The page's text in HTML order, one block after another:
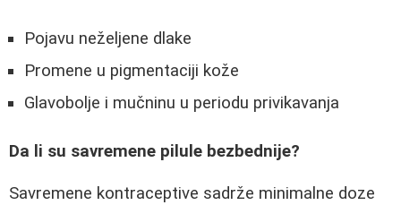
Pojavu neželjene dlake
Promene u pigmentaciji kože
Glavobolje i mučninu u periodu privikavanja
Da li su savremene pilule bezbednije?
Savremene kontraceptive sadrže minimalne doze